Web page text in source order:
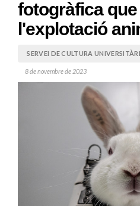
fotogràfica
l'explotació
SERVEI DE CULTURA
8 de novembre de 2023